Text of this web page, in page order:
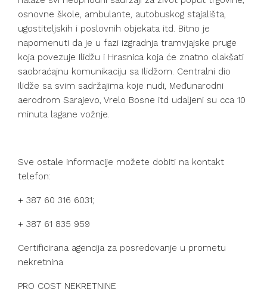
osnovne škole, ambulante, autobuskog stajališta,
ugostiteljskih i poslovnih objekata itd. Bitno je
napomenuti da je u fazi izgradnja tramvjajske pruge
koja povezuje Ilidžu i Hrasnica koja će znatno olakšati
saobraćajnu komunikaciju sa Ilidžom. Centralni dio
Ilidže sa svim sadržajima koje nudi, Međunarodni
aerodrom Sarajevo, Vrelo Bosne itd udaljeni su cca 10
minuta lagane vožnje.
Sve ostale informacije možete dobiti na kontakt
telefon:
+ 387 60 316 6031;
+ 387 61 835 959
Certificirana agencija za posredovanje u prometu
nekretnina
PRO COST NEKRETNINE